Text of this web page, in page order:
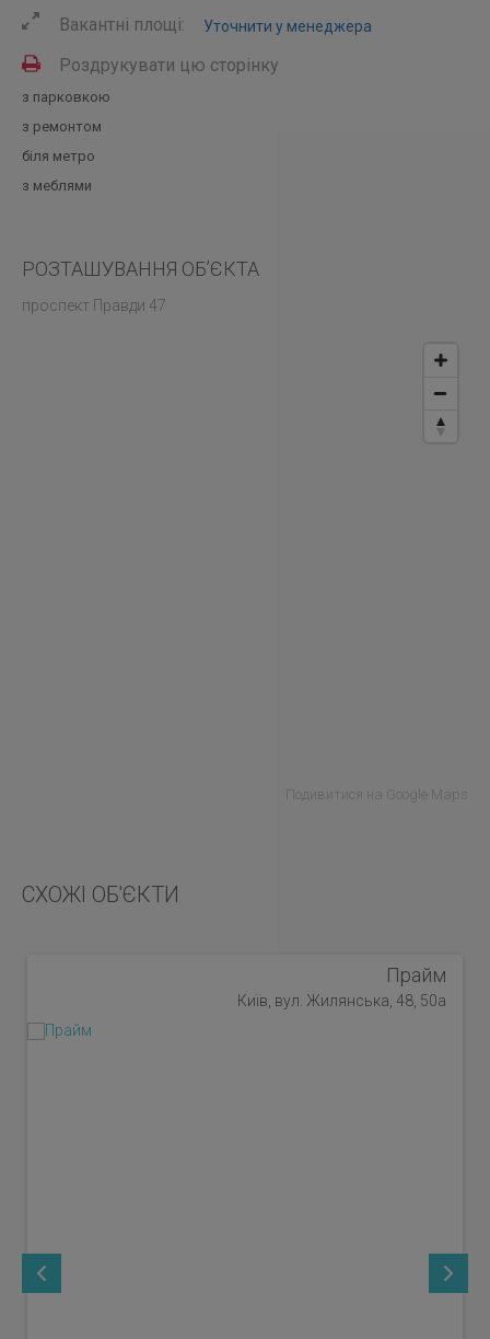
Вакантні площі: Уточнити у менеджера
Роздрукувати цю сторінку
з парковкою
з ремонтом
біля метро
з меблями
РОЗТАШУВАННЯ ОБ’ЄКТА
проспект Правди 47
Подивитися на Google Maps
СХОЖІ ОБ'ЄКТИ
Прайм
Київ, вул. Жилянська, 48, 50а